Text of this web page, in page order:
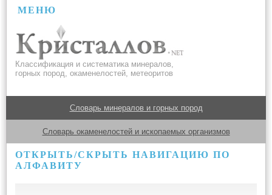
МЕНЮ
Классификация и систематика минералов,
горных пород, окаменелостей, метеоритов
Словарь минералов и горных пород
Словарь окаменелостей и ископаемых организмов
ОТКРЫТЬ/СКРЫТЬ НАВИГАЦИЮ ПО
АЛФАВИТУ